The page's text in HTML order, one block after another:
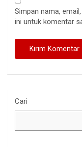
Simpan nama,
ini untuk komentar
Cari